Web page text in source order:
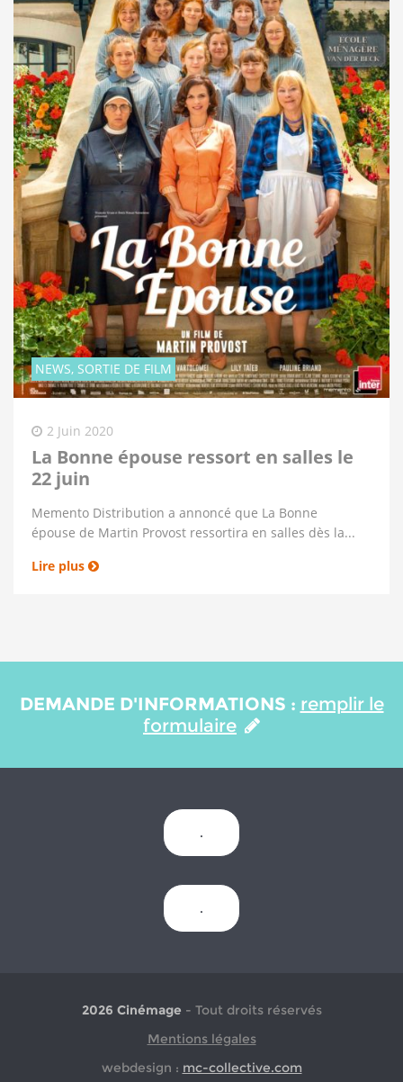
NEWS, SORTIE DE FILM
2 Juin 2020
La Bonne épouse ressort en salles le
22 juin
Memento Distribution a annoncé que La Bonne
épouse de Martin Provost ressortira en salles dès la...
Lire plus
DEMANDE D'INFORMATIONS : remplir le
formulaire
.
.
2026 Cinémage - Tout droits réservés
Mentions légales
webdesign : mc-collective.com